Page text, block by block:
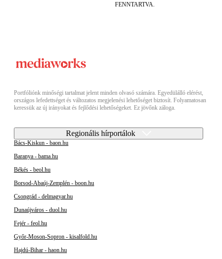
FENNTARTVA.
Portfóliónk minőségi tartalmat jelent minden olvasó számára. Egyedülálló elérést,
országos lefedettséget és változatos megjelenési lehetőséget biztosít. Folyamatosan
keressük az új irányokat és fejlődési lehetőségeket. Ez jövőnk záloga.
Regionális hírportálok
Bács-Kiskun - baon.hu
Baranya - bama.hu
Békés - beol.hu
Borsod-Abaúj-Zemplén - boon.hu
Csongrád - delmagyar.hu
Dunaújváros - duol.hu
Fejér - feol.hu
Győr-Moson-Sopron - kisalfold.hu
Hajdú-Bihar - haon.hu